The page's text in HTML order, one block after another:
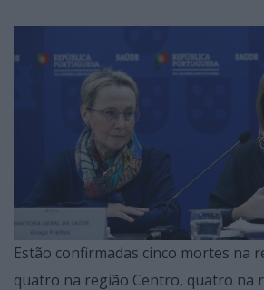
Estão confirmadas cinco mortes na
quatro na região Centro, quatro na